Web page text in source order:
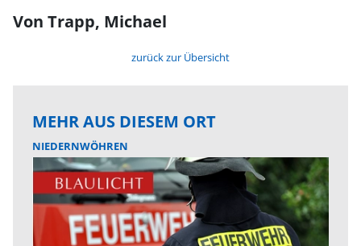
Von Trapp, Michael
zurück zur Übersicht
MEHR AUS DIESEM ORT
NIEDERNWÖHREN